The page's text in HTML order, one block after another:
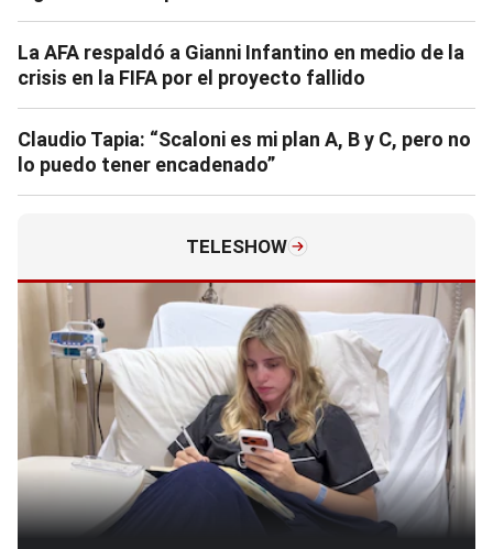
La AFA respaldó a Gianni Infantino en medio de la
crisis en la FIFA por el proyecto fallido
Claudio Tapia: “Scaloni es mi plan A, B y C, pero no
lo puedo tener encadenado”
TELESHOW